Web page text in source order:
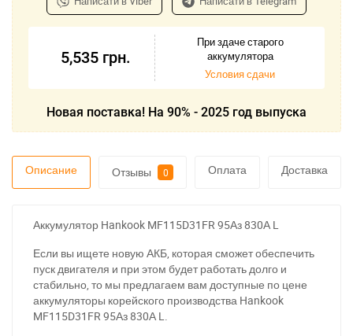
5,535 грн.
При здаче старого
аккумулятора
Условия сдачи
Новая поставка! На 90% - 2025 год выпуска
Описание Отзывы 0 Оплата Доставка
Аккумулятор Hankook MF115D31FR 95Аз 830А L
Если вы ищете новую АКБ, которая сможет обеспечить
пуск двигателя и при этом будет работать долго и
стабильно, то мы предлагаем вам доступные по цене
аккумуляторы корейского производства Hankook
MF115D31FR 95Аз 830А L.